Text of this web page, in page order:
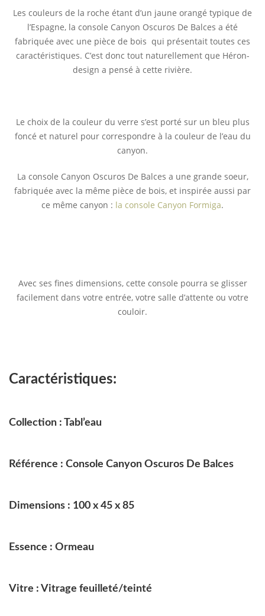
Les couleurs de la roche étant d’un jaune orangé typique de
l’Espagne, la console Canyon Oscuros De Balces a été
fabriquée avec une pièce de bois qui présentait toutes ces
caractéristiques. C’est donc tout naturellement que Héron-
design a pensé à cette rivière.
Le choix de la couleur du verre s’est porté sur un bleu plus
foncé et naturel pour correspondre à la couleur de l’eau du
canyon.
La console Canyon Oscuros De Balces a une grande soeur,
fabriquée avec la même pièce de bois, et inspirée aussi par
ce même canyon : la console Canyon Formiga.
Avec ses fines dimensions, cette console pourra se glisser
facilement dans votre entrée, votre salle d’attente ou votre
couloir.
Caractéristiques:
Collection : Tabl’eau
Référence : Console Canyon Oscuros De Balces
Dimensions : 100 x 45 x 85
Essence : Ormeau
Vitre : Vitrage feuilleté/teinté